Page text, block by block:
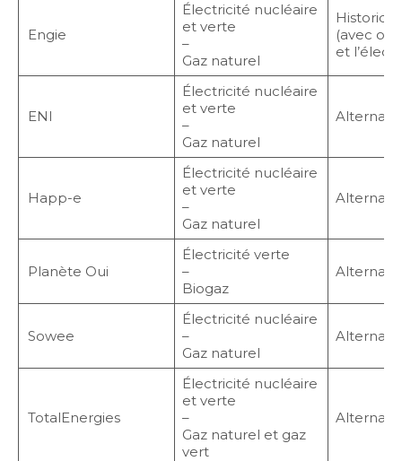
Engie
Électricité nucléaire
et verte
–
Gaz naturel
(avec
et
ENI
Électricité nucléaire
et verte
–
Gaz naturel
Alternatif
Happ-e
Électricité nucléaire
et verte
–
Gaz naturel
Alternatif
Planète Oui
Électricité verte
–
Biogaz
Alternatif
Sowee
Électricité nucléaire
–
Gaz naturel
Alternatif
TotalEnergies
Électricité nucléaire
et verte
–
Gaz naturel et gaz
vert
Alternatif